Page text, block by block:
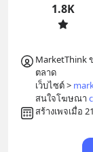
1.8K
MarketThink
ตลาด
เว็บไซต์ >
สนใจโฆษณา
สร้างเพจเมื่อ